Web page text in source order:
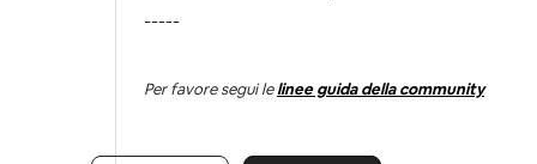
-----
Per favore segui le linee guida della community